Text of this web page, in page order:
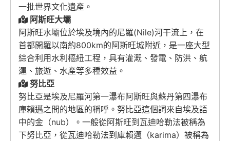
一批世界文化遺產。
阿斯旺大壩
阿斯旺水壩位於埃及境內的尼羅(Nile)河干流上，在
首都開羅以南約800km的阿斯旺城附近，是一座大型
綜合利用水利樞紐工程，具有灌溉、發電、防洪、航
運、旅遊、水產等多種效益。
努比亞
努比亞是埃及尼羅河第一瀑布阿斯旺與蘇丹第四瀑布
庫賴邁之間的地區的稱呼。努比亞這個詞來自埃及語
中的金（nub）。一般從阿斯旺到瓦迪哈勒法被稱為
下努比亞，從瓦迪哈勒法到庫賴邁（karima）被稱為